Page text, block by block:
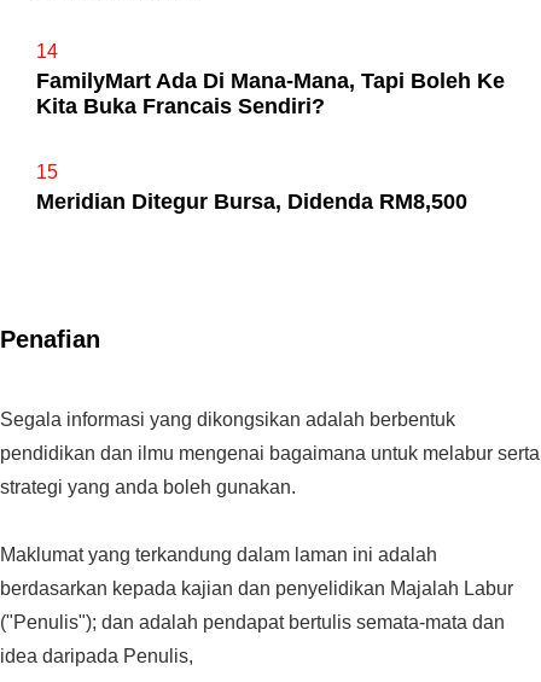
14
FamilyMart Ada Di Mana-Mana, Tapi Boleh Ke
Kita Buka Francais Sendiri?
15
Meridian Ditegur Bursa, Didenda RM8,500
Penafian
Segala informasi yang dikongsikan adalah berbentuk
pendidikan dan ilmu mengenai bagaimana untuk melabur serta
strategi yang anda boleh gunakan.
Maklumat yang terkandung dalam laman ini adalah
berdasarkan kepada kajian dan penyelidikan Majalah Labur
("Penulis"); dan adalah pendapat bertulis semata-mata dan
idea daripada Penulis,